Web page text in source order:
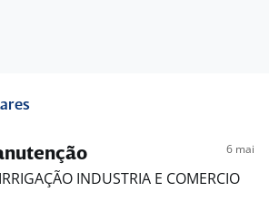
6 mai
INDUSTRIA E COMERCIO